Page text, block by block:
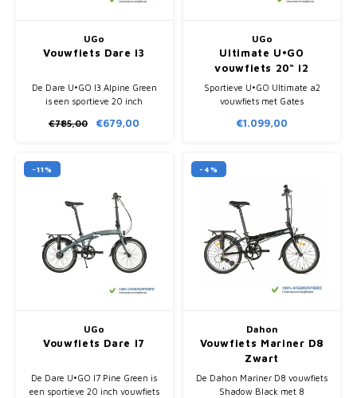
UGo
Vouwfiets Dare I3
De Dare U•GO I3 Alpine Green
is een sportieve 20 inch
naaf, stijve frameconstructie en
€785,00 €679,00
UGo
Ultimate U•GO
vouwfiets 20“ i2
Sportieve U•GO Ultimate a2
vouwfiets met Gates
Sturmey Archer 2-speed,
€1.099,00
-11%
UGo
Vouwfiets Dare I7
De Dare U•GO I7 Pine Green is
een sportieve 20 inch vouwfiets
-4%
Dahon
Vouwfiets Mariner D8
Zwart
De Dahon Mariner D8 vouwfiets
Shadow Black met 8